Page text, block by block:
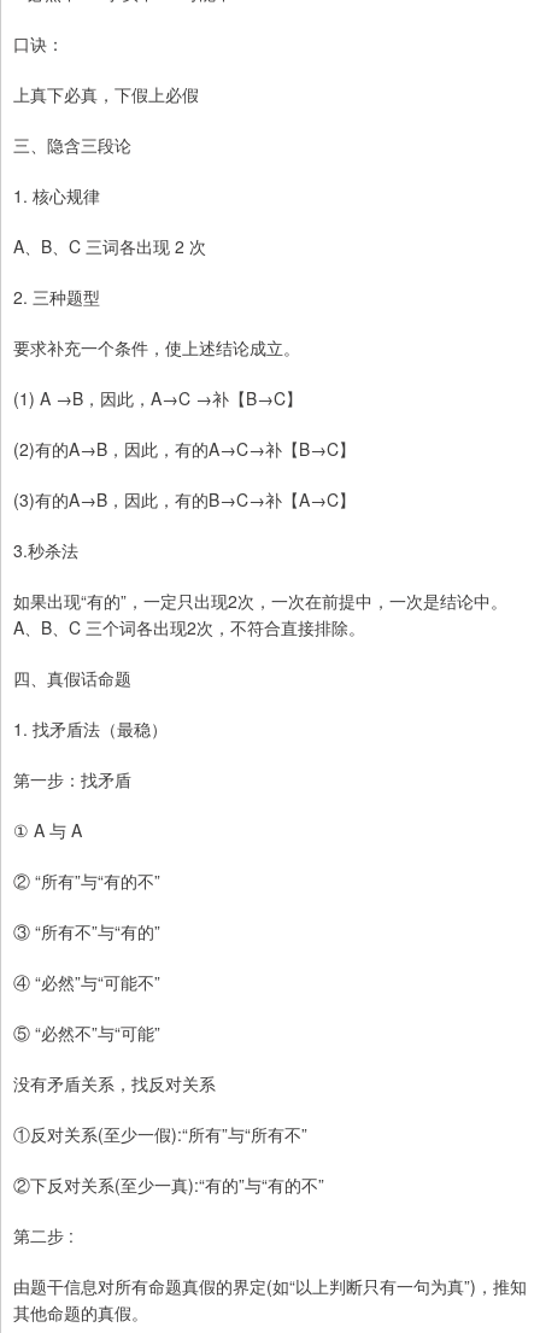
口诀：
上真下必真，下假上必假
三、隐含三段论
1. 核心规律
A、B、C 三词各出现 2 次
2. 三种题型
要求补充一个条件，使上述结论成立。
(1) A →B，因此，A→C →补【B→C】
(2)有的A→B，因此，有的A→C→补【B→C】
(3)有的A→B，因此，有的B→C→补【A→C】
3.秒杀法
如果出现“有的”，一定只出现2次，一次在前提中，一次是结论中。
A、B、C 三个词各出现2次，不符合直接排除。
四、真假话命题
1. 找矛盾法（最稳）
第一步：找矛盾
① A 与 A
② “所有”与“有的不”
③ “所有不”与“有的”
④ “必然”与“可能不”
⑤ “必然不”与“可能”
没有矛盾关系，找反对关系
①反对关系(至少一假):“所有”与“所有不”
②下反对关系(至少一真):“有的”与“有的不”
第二步 :
由题干信息对所有命题真假的界定(如“以上判断只有一句为真”)，推知
其他命题的真假。